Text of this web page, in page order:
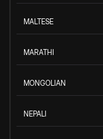
MALTESE
MARATHI
MONGOLIAN
NEPALI